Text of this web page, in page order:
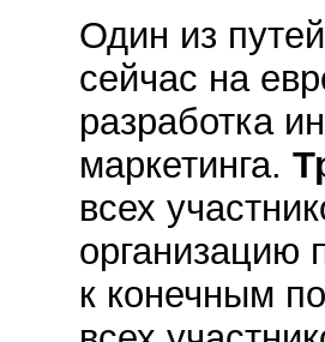
Один из
сейчас на
разработка
маркетинга.
всех
организацию
к конечным